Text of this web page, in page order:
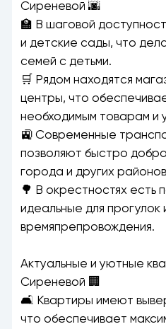
Сиреневой 🌆
🏫 В шаговой
и детские сады, что
семей с детьми.
🛒 Рядом находятся
центры, что
необходимым товарам и
🚉 Современные
позволяют быстро
города и других
🌳 В окрестностях есть
идеальные для прогулок
времяпрепровождения.
Актуальные и уютные
Сиреневой 🏢
🛋️ Квартиры имеют
что обеспечивает